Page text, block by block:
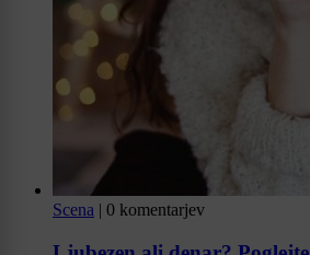
Scena | 0 komentarjev